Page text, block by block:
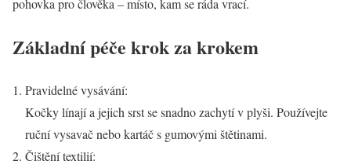
pohovka pro člověka – místo, kam se ráda vrací.
Základní péče krok za krokem
Pravidelné vysávání:
Kočky línají a jejich srst se snadno zachytí v plyši. Používejte
ruční vysavač nebo kartáč s gumovými štětinami.
Čištění textilií: